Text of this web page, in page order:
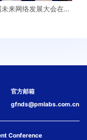
来网络发展大会在宁
官方邮箱
gfnds@pmlabs.com.cn
Conference